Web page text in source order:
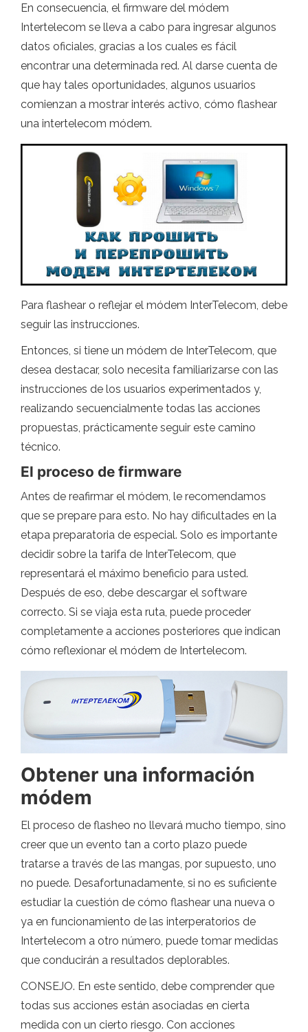
En consecuencia, el firmware del módem
Intertelecom se lleva a cabo para ingresar algunos
datos oficiales, gracias a los cuales es fácil
encontrar una determinada red. Al darse cuenta de
que hay tales oportunidades, algunos usuarios
comienzan a mostrar interés activo, cómo flashear
una intertelecom módem.
Para flashear o reflejar el módem InterTelecom, debe
seguir las instrucciones.
Entonces, si tiene un módem de InterTelecom, que
desea destacar, solo necesita familiarizarse con las
instrucciones de los usuarios experimentados y,
realizando secuencialmente todas las acciones
propuestas, prácticamente seguir este camino
técnico.
El proceso de firmware
Antes de reafirmar el módem, le recomendamos
que se prepare para esto. No hay dificultades en la
etapa preparatoria de especial. Solo es importante
decidir sobre la tarifa de InterTelecom, que
representará el máximo beneficio para usted.
Después de eso, debe descargar el software
correcto. Si se viaja esta ruta, puede proceder
completamente a acciones posteriores que indican
cómo reflexionar el módem de Intertelecom.
Obtener una información
módem
El proceso de flasheo no llevará mucho tiempo, sino
creer que un evento tan a corto plazo puede
tratarse a través de las mangas, por supuesto, uno
no puede. Desafortunadamente, si no es suficiente
estudiar la cuestión de cómo flashear una nueva o
ya en funcionamiento de las interperatorios de
Intertelecom a otro número, puede tomar medidas
que conducirán a resultados deplorables.
CONSEJO. En este sentido, debe comprender que
todas sus acciones están asociadas en cierta
medida con un cierto riesgo. Con acciones